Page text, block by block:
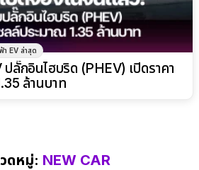
า EV ล่าสุด
ลั๊กอินไฮบริด (PHEV) เปิดราคา
ล้านบาท
ดหมู่: NEW CAR